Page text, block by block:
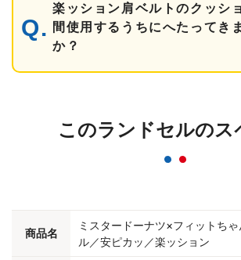
楽ッション肩ベルトのクッシ
間使用するうちにへたってき
か？
このランドセルのス
商品名
ミスタードーナツ×フィットち
ル／安ピカッ／楽ッション